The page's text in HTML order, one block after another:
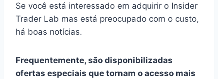
Se você está interessado em adquirir o Insider
Trader Lab mas está preocupado com o custo,
há boas notícias.
Frequentemente, são disponibilizadas
ofertas especiais que tornam o acesso mais